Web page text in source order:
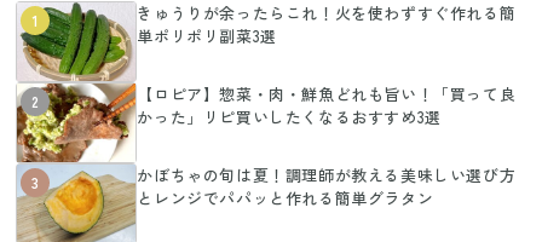
1
きゅうりが余ったらこれ！火を使わずすぐ作れる簡
単ポリポリ副菜3選
2
【ロピア】惣菜・肉・鮮魚どれも旨い！「買って良
かった」リピ買いしたくなるおすすめ3選
3
かぼちゃの旬は夏！調理師が教える美味しい選び方
とレンジでパパッと作れる簡単グラタン